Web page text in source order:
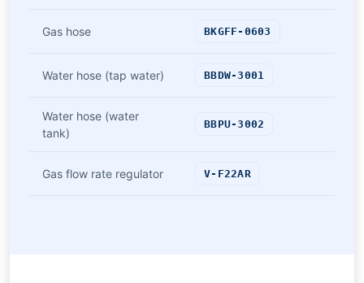
Gas hose BKGFF-0603
Water hose (tap water) BBDW-3001
Water hose (water
tank)
BBPU-3002
Gas flow rate regulator V-F22AR